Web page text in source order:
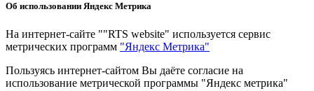
Об использовании Яндекс Метрика
На интернет-сайте ""RTS website" используется сервис
метрических программ "Яндекс Метрика"
Пользуясь интернет-сайтом Вы даёте согласие на
использование метрической программы "Яндекс метрика"